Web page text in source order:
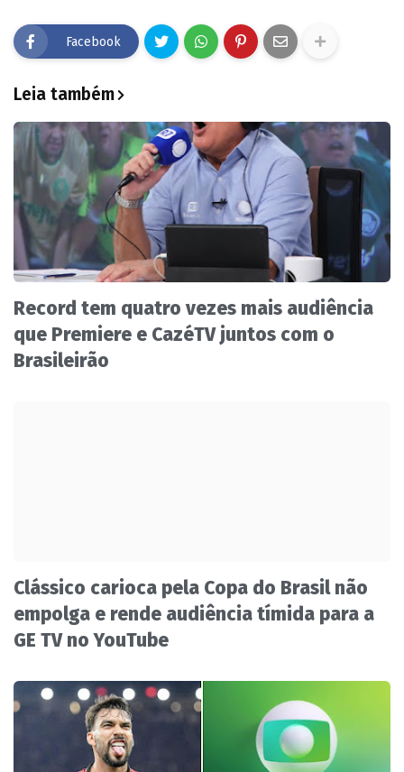
Facebook
Leia também
Record tem quatro vezes mais audiência
que Premiere e CazéTV juntos com o
Brasileirão
Clássico carioca pela Copa do Brasil não
empolga e rende audiência tímida para a
GE TV no YouTube